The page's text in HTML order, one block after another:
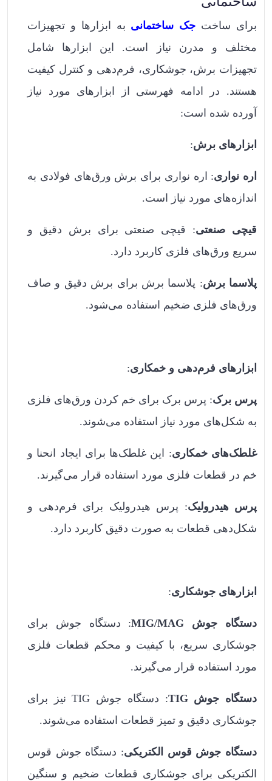
برای ساخت جک ساختمانی به ابزارها و تجهیزات
مختلف و مدرن نیاز است. این ابزارها شامل
تجهیزات برش، جوشکاری، فرم‌دهی و کنترل کیفیت
هستند. در ادامه فهرستی از ابزارهای مورد نیاز
آورده شده است:
ابزارهای برش:
اره نواری: اره نواری برای برش ورق‌های فولادی به
اندازه‌های مورد نیاز است.
قیچی صنعتی: قیچی صنعتی برای برش دقیق و
سریع ورق‌های فلزی کاربرد دارد.
پلاسما برش: پلاسما برش برای برش دقیق و صاف
ورق‌های فلزی ضخیم استفاده می‌شود.
ابزارهای فرم‌دهی و خمکاری:
پرس برک: پرس برک برای خم کردن ورق‌های فلزی
به شکل‌های مورد نیاز استفاده می‌شوند.
غلطک‌های خمکاری: این غلطک‌ها برای ایجاد انحنا و
خم در قطعات فلزی مورد استفاده قرار می‌گیرند.
پرس هیدرولیک: پرس هیدرولیک برای فرم‌دهی و
شکل‌دهی قطعات به صورت دقیق کاربرد دارد.
ابزارهای جوشکاری:
دستگاه جوش MIG/MAG
: دستگاه جوش برای
جوشکاری سریع، با کیفیت و محکم قطعات فلزی
مورد استفاده قرار می‌گیرند.
دستگاه جوش TIG
: دستگاه جوش TIG نیز برای
جوشکاری دقیق و تمیز قطعات استفاده می‌شوند.
دستگاه جوش قوس الکتریکی: دستگاه جوش قوس
الکتریکی برای جوشکاری قطعات ضخیم و سنگین